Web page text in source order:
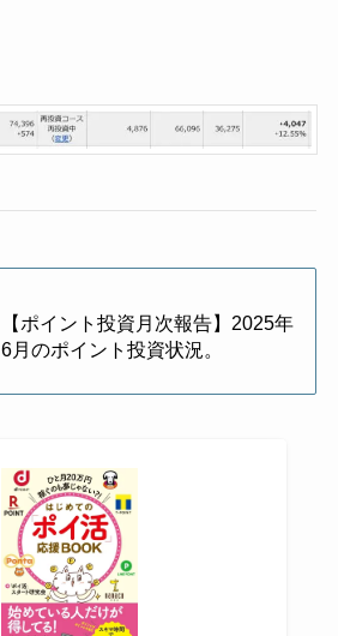
【ポイント投資月次報告】2025年
6月のポイント投資状況。